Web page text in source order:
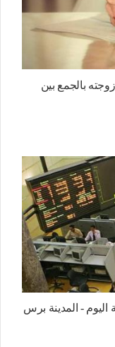
بالجمع بين
- المدينة برس